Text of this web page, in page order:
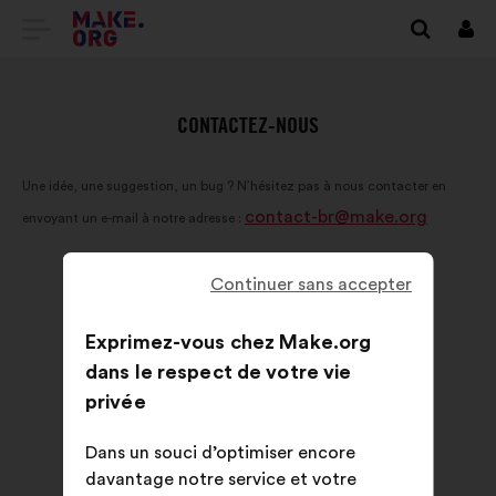
ALLER
L'ACCUEIL
SITE
Se
CONTACTEZ-NOUS
Une idée, une suggestion, un bug ? N’hésitez pas à nous contacter en
envoyant un e-mail à notre adresse : contact-br@make.org
Continuer sans accepter
Exprimez-vous chez Make.org
dans le respect de votre vie
privée
Dans un souci d’optimiser encore
davantage notre service et votre